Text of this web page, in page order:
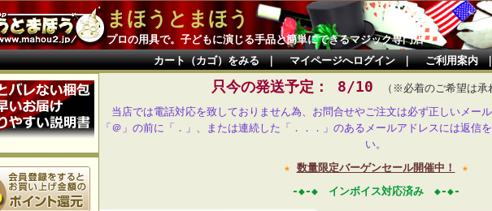
まほうとまほう
プロの用具で。子どもに演じる手品と簡単にできるマジック専門店
カート（カゴ）をみる｜ マイページへログイン｜ ご利用案内
只今の発送予定： 8/10
（※必着のご希望は承
当店では電話対応を致しておりません為、お問合せやご注文は必ず正しいメー
「＠」の前に「．」、または連続した「．．．」のあるメールアドレスには返信
い。
★ 数量限定バーゲンセール開催中！
★
-◆-◆ インボイス対応済み ◆-◆-